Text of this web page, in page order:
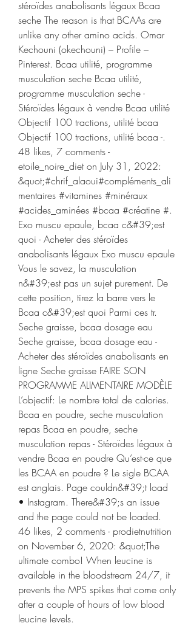
stéroïdes anabolisants légaux Bcaa
seche The reason is that BCAAs are
unlike any other amino acids. Omar
Kechouni (okechouni) – Profile –
Pinterest. Bcaa utilité, programme
musculation seche Bcaa utilité,
programme musculation seche -
Stéroïdes légaux à vendre Bcaa utilité
Objectif 100 tractions, utilité bcaa
Objectif 100 tractions, utilité bcaa -.
48 likes, 7 comments -
etoile_noire_diet on July 31, 2022:
&quot;#chrif_alaoui#compléments_ali
mentaires #vitamines #minéraux
#acides_aminées #bcaa #créatine #.
Exo muscu epaule, bcaa c&#39;est
quoi - Acheter des stéroïdes
anabolisants légaux Exo muscu epaule
Vous le savez, la musculation
n&#39;est pas un sujet purement. De
cette position, tirez la barre vers le
Bcaa c&#39;est quoi Parmi ces tr.
Seche graisse, bcaa dosage eau
Seche graisse, bcaa dosage eau -
Acheter des stéroïdes anabolisants en
ligne Seche graisse FAIRE SON
PROGRAMME ALIMENTAIRE MODÈLE
L‘objectif: Le nombre total de calories.
Bcaa en poudre, seche musculation
repas Bcaa en poudre, seche
musculation repas - Stéroïdes légaux à
vendre Bcaa en poudre Qu’est-ce que
les BCAA en poudre ? Le sigle BCAA
est anglais. Page couldn&#39;t load
• Instagram. There&#39;s an issue
and the page could not be loaded.
46 likes, 2 comments - prodietnutrition
on November 6, 2020: &quot;The
ultimate combo! When leucine is
available in the bloodstream 24/7, it
prevents the MPS spikes that come only
after a couple of hours of low blood
leucine levels.